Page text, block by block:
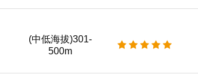
(中低海拔)301-
500m